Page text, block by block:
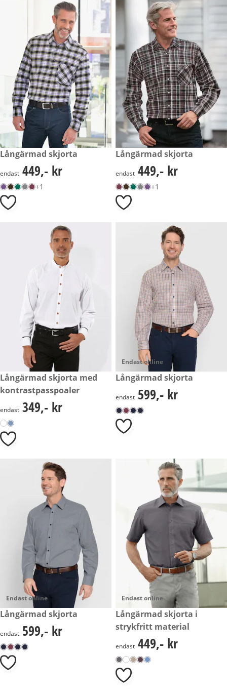
449,- kr
Långärmad skjorta
449,- kr
endast 449,- kr
+1
449,- kr
Långärmad skjorta
449,- kr
endast 449,- kr
+1
349,- kr
Långärmad skjorta med
kontrastpasspoaler
349,- kr
endast 349,- kr
Endast online
599,- kr
Långärmad skjorta
599,- kr
endast 599,- kr
Endast online
599,- kr
Långärmad skjorta
599,- kr
endast 599,- kr
Endast online
449,- kr
Långärmad skjorta i
strykfritt material
449,- kr
endast 449,- kr